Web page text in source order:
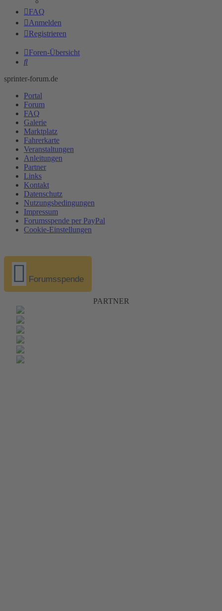
FAQ
Anmelden
Registrieren
Foren-Übersicht
Suche
sprinter-forum.de
Portal
Forum
FAQ
Galerie
Marktplatz
Fahrerkarte
Veranstaltungen
Anleitungen
Partner
Links
Kontakt
Datenschutz
Nutzungsbedingungen
Impressum
Forumsspende per PayPal
Cookie-Einstellungen
Forumsspende
PARTNER